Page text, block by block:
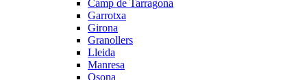
Camp de Tarragona
Garrotxa
Girona
Granollers
Lleida
Manresa
Osona